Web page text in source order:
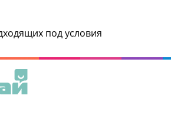
под условия